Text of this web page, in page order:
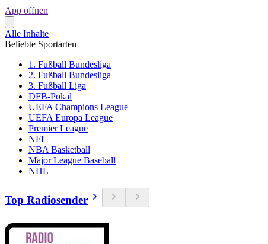
App öffnen
Alle Inhalte
Beliebte Sportarten
1. Fußball Bundesliga
2. Fußball Bundesliga
3. Fußball Liga
DFB-Pokal
UEFA Champions League
UEFA Europa League
Premier League
NFL
NBA Basketball
Major League Baseball
NHL
Top Radiosender